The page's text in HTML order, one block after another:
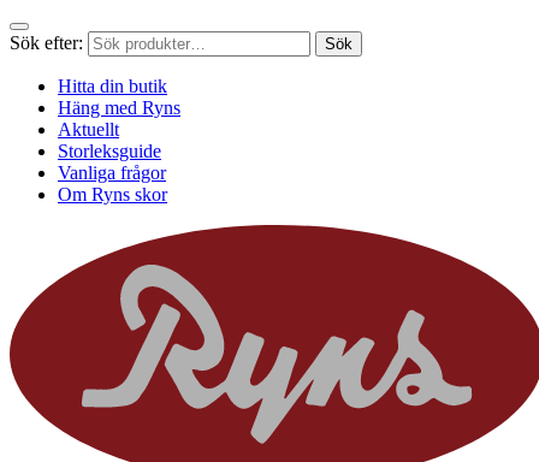
Sök efter: Sök
Hitta din butik
Häng med Ryns
Aktuellt
Storleksguide
Vanliga frågor
Om Ryns skor